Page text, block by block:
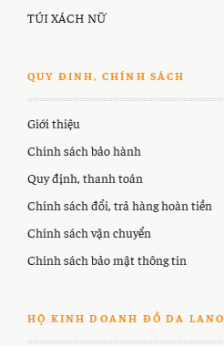
TÚI XÁCH NỮ
QUY ĐINH, CHÍNH SÁCH
Giới thiệu
Chính sách bảo hành
Quy định, thanh toán
Chính sách đổi, trả hàng hoàn tiền
Chính sách vận chuyển
Chính sách bảo mật thông tin
HỘ KINH DOANH ĐỒ DA LANO